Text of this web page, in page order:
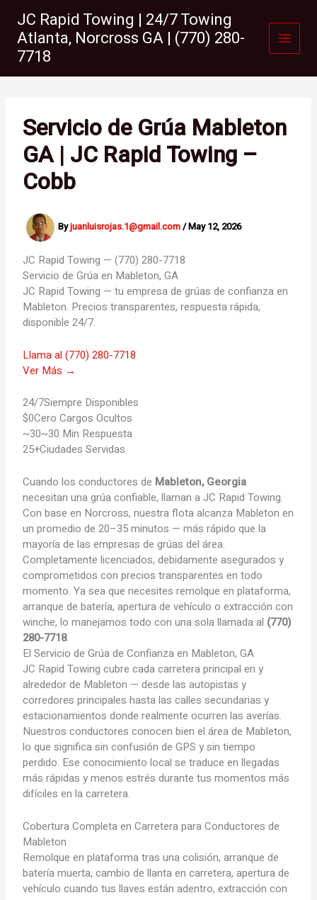
content
JC Rapid Towing | 24/7 Towing
Atlanta, Norcross GA | (770) 280-
7718
Servicio de Grúa Mableton
GA | JC Rapid Towing –
Cobb
Byjuanluisrojas.1@gmail.com/May 12, 2026
JC Rapid Towing — (770) 280-7718
Servicio de Grúa en Mableton, GA
JC Rapid Towing — tu empresa de grúas de confianza en
Mableton. Precios transparentes, respuesta rápida,
disponible 24/7.
Llama al (770) 280-7718
Ver Más →
24/7Siempre Disponibles
$0Cero Cargos Ocultos
~30~30 Min Respuesta
25+Ciudades Servidas
Cuando los conductores de Mableton, Georgia
necesitan una grúa confiable, llaman a JC Rapid Towing.
Con base en Norcross, nuestra flota alcanza Mableton en
un promedio de 20–35 minutos — más rápido que la
mayoría de las empresas de grúas del área.
Completamente licenciados, debidamente asegurados y
comprometidos con precios transparentes en todo
momento. Ya sea que necesites remolque en plataforma,
arranque de batería, apertura de vehículo o extracción con
winche, lo manejamos todo con una sola llamada al (770)
280-7718.
El Servicio de Grúa deConfianza en Mableton, GA
JC Rapid Towing cubre cada carretera principal en y
alrededor de Mableton — desde las autopistas y
corredores principales hasta las calles secundarias y
estacionamientos donde realmente ocurren las averías.
Nuestros conductores conocen bien el área de Mableton,
lo que significa sin confusión de GPS y sin tiempo
perdido. Ese conocimiento local se traduce en llegadas
más rápidas y menos estrés durante tus momentos más
difíciles en la carretera.
Cobertura Completa en Carretera para Conductores de
Mableton
Remolque en plataforma tras una colisión, arranque de
batería muerta, cambio de llanta en carretera, apertura de
vehículo cuando tus llaves están adentro, extracción con